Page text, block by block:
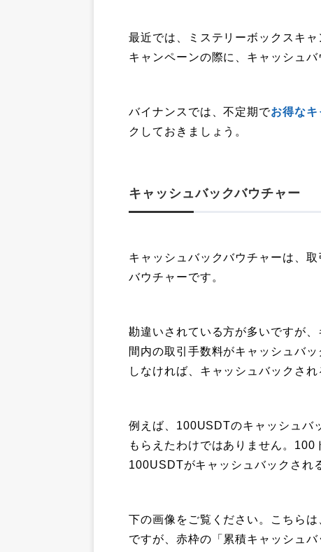
最近では、ミステリーボックスキ
キャンペーンの際に、キャッシュ
バイナンスでは、不定期でお得な
クしておきましょう。
キャッシュバックバウチャー
キャッシュバックバウチャーは、
バウチャーです。
勘違いされている方が多いですが
間内の取引手数料がキャッシュバ
しなければ、キャッシュバックさ
例えば、100USDTのキャッシュバ
もらえたわけではありません。100
100USDTがキャッシュバックされ
下の画像をご覧ください。こちら
ですが、赤枠の「累積キャッシュ